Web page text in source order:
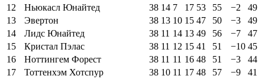
12
Ньюкасл Юнайтед 38 14 7 17 53 55 −2
49
13
Эвертон 38 13 10 15 47 50 −3
49
14
Лидс Юнайтед 38 11 14 13 49 56 −7
47
15
Кристал Пэлас 38 11 12 15 41 51 −10 45
16
Ноттингем Форест 38 11 11 16 48 51 −3
44
17
Тоттенхэм Хотспур 38 10 11 17 48 57 −9
41